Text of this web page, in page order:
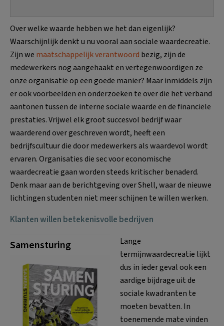
Over welke waarde hebben we het dan eigenlijk?
Waarschijnlijk denkt u nu vooral aan sociale waardecreatie.
Zijn we maatschappelijk verantwoord bezig, zijn de
medewerkers nog aangehaakt en vertegenwoordigen ze
onze organisatie op een goede manier? Maar inmiddels zijn
er ook voorbeelden en onderzoeken te over die het verband
aantonen tussen de interne sociale waarde en de financiële
prestaties. Vrijwel elk groot succesvol bedrijf waar
waarderend over geschreven wordt, heeft een
bedrijfscultuur die door medewerkers als waardevol wordt
ervaren. Organisaties die sec voor economische
waardecreatie gaan worden steeds kritischer benaderd.
Denk maar aan de berichtgeving over Shell, waar de nieuwe
lichtingen studenten niet meer schijnen te willen werken.
Klanten willen betekenisvolle bedrijven
Samensturing
Lange
termijnwaardecreatie lijkt
dus in ieder geval ook een
aardige bijdrage uit de
sociale kwadranten te
moeten bevatten. In
toenemende mate vinden